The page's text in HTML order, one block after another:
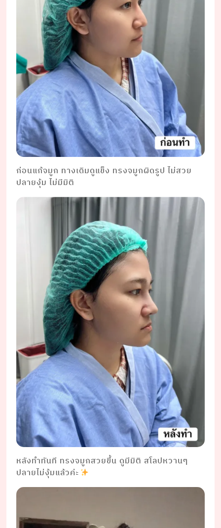
ก่อนแก้จมูก ทางเดิมดูแข็ง ทรงจมูกผิดรูป ไม่สวย
ปลายงุ้ม ไม่มีมิติ
หลังทำทันที ทรงจมูกสวยขึ้น ดูมีมิติ สโลปหวานๆ
ปลายไม่งุ้มแล้วค่ะ